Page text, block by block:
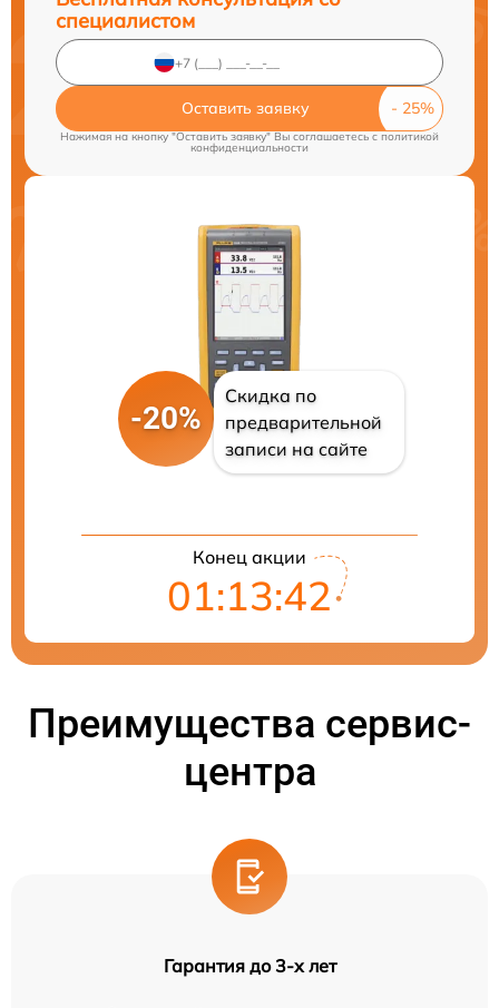
специалистом
Оставить заявку
Нажимая на кнопку "Оставить заявку" Вы соглашаетесь cполитикой
конфиденциальности
-20%
Скидка по
предварительной
записи на сайте
Конец акции
01:13:41
Преимущества сервис-
центра
Гарантия до 3-х лет